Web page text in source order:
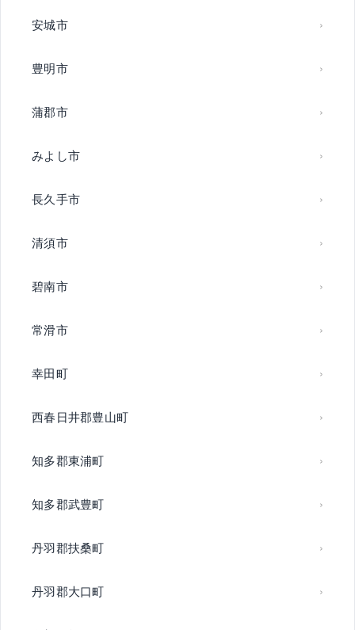
安城市
豊明市
蒲郡市
みよし市
長久手市
清須市
碧南市
常滑市
幸田町
西春日井郡豊山町
知多郡東浦町
知多郡武豊町
丹羽郡扶桑町
丹羽郡大口町